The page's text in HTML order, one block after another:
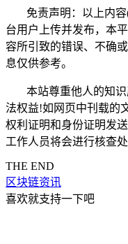
免责声明：以上内
台用户上传并发布，本
容所引致的错误、不确
息仅供参考。
本站尊重他人的知
法权益!如网页中刊载的
权利证明和身份证明发
工作人员将会进行核查
THE END
区块链资讯
喜欢就支持一下吧